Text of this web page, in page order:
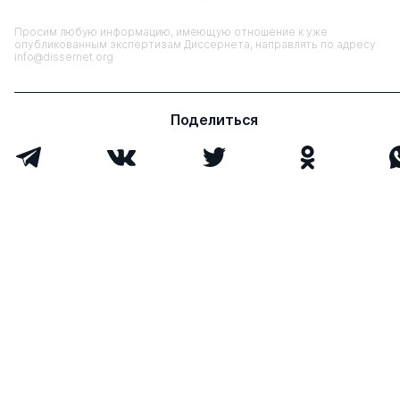
Просим любую информацию, имеющую отношение к уже
опубликованным экспертизам Диссернета, направлять по адресу
info@dissernet.org
Поделиться